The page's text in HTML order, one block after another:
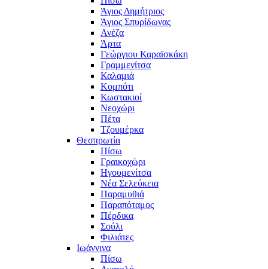
Άγιος Δημήτριος
Άγιος Σπυρίδωνας
Ανέζα
Άρτα
Γεώργιου Καραϊσκάκη
Γραμμενίτσα
Καλαμιά
Κομπότι
Κωστακιοί
Νεοχώρι
Πέτα
Τζουμέρκα
Θεσπρωτία
Πίσω
Γραικοχώρι
Ηγουμενίτσα
Νέα Σελεύκεια
Παραμυθιά
Παραπόταμος
Πέρδικα
Σούλι
Φιλιάτες
Ιωάννινα
Πίσω